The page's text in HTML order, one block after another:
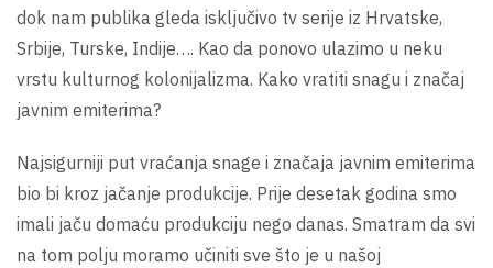
dok nam publika gleda isključivo tv serije iz Hrvatske,
Srbije, Turske, Indije…. Kao da ponovo ulazimo u neku
vrstu kulturnog kolonijalizma. Kako vratiti snagu i značaj
javnim emiterima?
Najsigurniji put vraćanja snage i značaja javnim emiterima
bio bi kroz jačanje produkcije. Prije desetak godina smo
imali jaču domaću produkciju nego danas. Smatram da svi
na tom polju moramo učiniti sve što je u našoj